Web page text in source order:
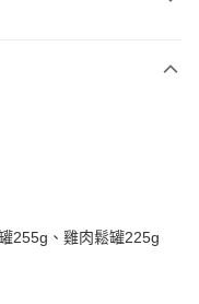
邦商業銀行
業銀行
255g、雞肉鬆罐225g